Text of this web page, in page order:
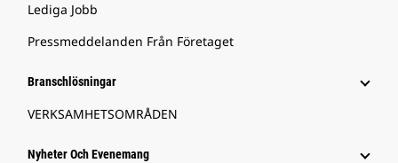
Lediga Jobb
Pressmeddelanden Från Företaget
Branschlösningar
VERKSAMHETSOMRÅDEN
Nyheter Och Evenemang